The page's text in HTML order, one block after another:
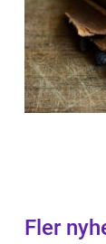
Fler